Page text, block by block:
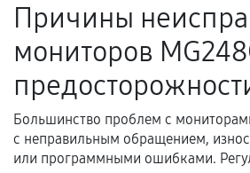
Акт выполненных работ с
услуг и сроком гарантии.
и кассовый чек.
Причины
мониторов
Большинство проблем с
с неправильным обращением,
или программными ошибками.